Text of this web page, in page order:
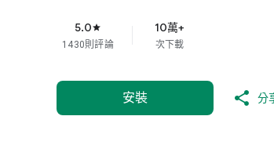
5.0star
1430則評論
10萬+
次下載
安裝 分